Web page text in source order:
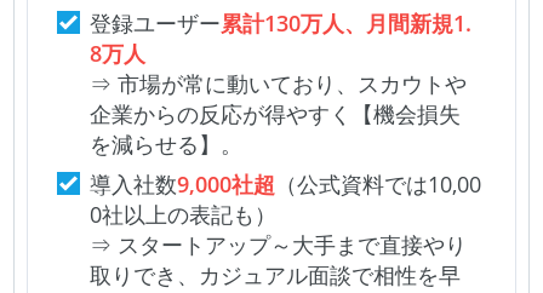
登録ユーザー累計130万人、月間新規1.
8万人
⇒ 市場が常に動いており、スカウトや
企業からの反応が得やすく【機会損失
を減らせる】。
導入社数9,000社超 （公式資料では10,00
0社以上の表記も）
⇒ スタートアップ～大手まで直接やり
取りでき、カジュアル面談で相性を早